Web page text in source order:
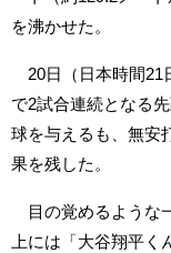
を沸かせた。
20日（日本時間21
で2試合連続となる
球を与えるも、無安
果を残した。
目の覚めるような
上には「大谷翔平